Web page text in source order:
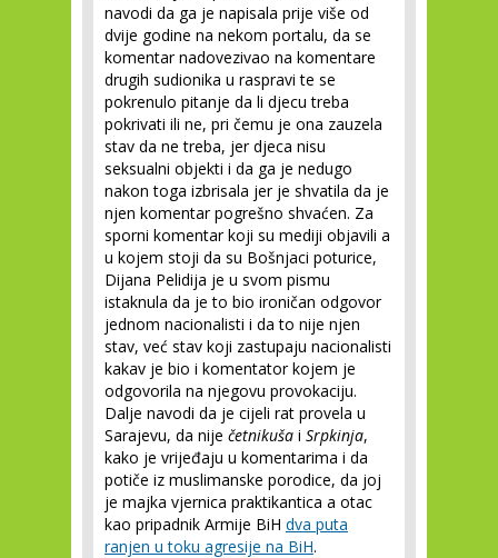
navodi da ga je napisala prije više od
dvije godine na nekom portalu, da se
komentar nadovezivao na komentare
drugih sudionika u raspravi te se
pokrenulo pitanje da li djecu treba
pokrivati ili ne, pri čemu je ona zauzela
stav da ne treba, jer djeca nisu
seksualni objekti i da ga je nedugo
nakon toga izbrisala jer je shvatila da je
njen komentar pogrešno shvaćen. Za
sporni komentar koji su mediji objavili a
u kojem stoji da su Bošnjaci poturice,
Dijana Pelidija je u svom pismu
istaknula da je to bio ironičan odgovor
jednom nacionalisti i da to nije njen
stav, već stav koji zastupaju nacionalisti
kakav je bio i komentator kojem je
odgovorila na njegovu provokaciju.
Dalje navodi da je cijeli rat provela u
Sarajevu, da nije četnikuša i Srpkinja,
kako je vrijeđaju u komentarima i da
potiče iz muslimanske porodice, da joj
je majka vjernica praktikantica a otac
kao pripadnik Armije BiH dva puta
ranjen u toku agresije na BiH.